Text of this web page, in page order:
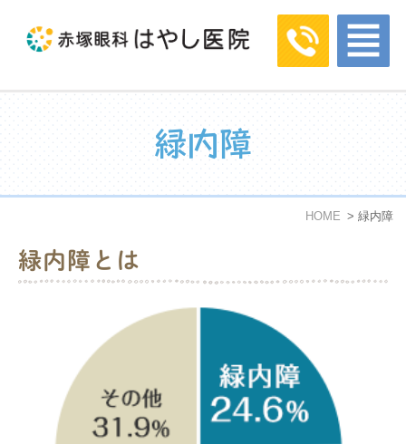
緑内障
HOME 緑内障
緑内障とは